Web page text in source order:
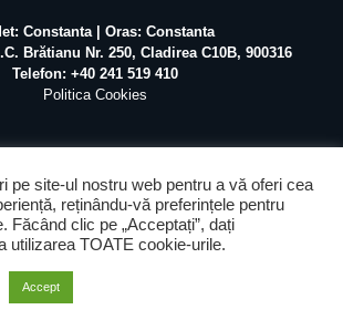
Constanta | Oras: Constanta
Brătianu Nr. 250, Cladirea C10B, 900316
Telefon: +40 241 519 410
Politica Cookies
Marine / Realizat de Pascal Mihai SEO &
pe site-ul nostru web pentru a vă oferi cea
reținându-vă preferințele pentru
Făcând clic pe „Acceptați”, dați
utilizarea TOATE cookie-urile.
Accept